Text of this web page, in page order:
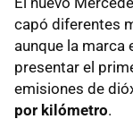
capó diferentes
aunque la
presentar el
emisiones de
por kilómetro.